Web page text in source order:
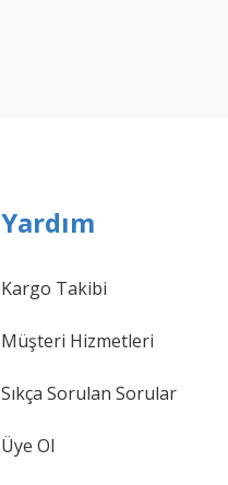
Yardım
Kargo Takibi
Müşteri Hizmetleri
Sıkça Sorulan Sorular
Üye Ol